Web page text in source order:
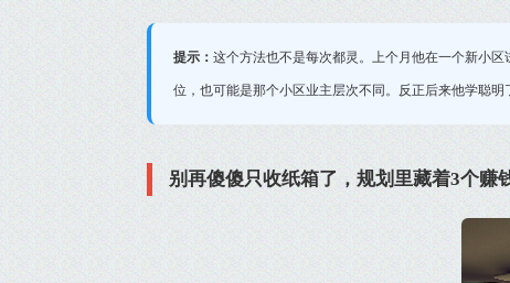
提示： 这个方法也不是每次都灵。上个月他在一个新小
位，也可能是那个小区业主层次不同。反正后来他学聪明
别再傻傻只收纸箱了，规划里藏着3个赚